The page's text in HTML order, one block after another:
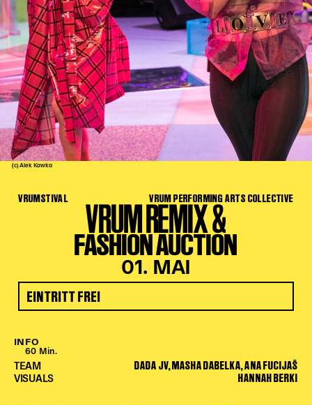
MITSPIELEN
Macht Wahn Sinn
Kinder Kunst
Workshops
Abenteuernacht
Kinder-Redaktion
Junge Kunst
Next Generation
MAGMA 25/26
Dramaturgie + Stadt
Theaterwerkstätten
PÄDAGOGIK
Begleitmaterial
TheaterPaket
(c) Alek Kawka
VRUMSTIVAL VRUM PERFORMING ARTS COLLECTIVE
VRUM REMIX &
FASHION AUCTION
01. MAI
EINTRITT FREI
INFO
60 Min.
TEAM DADA JV, MASHA DABELKA, ANA FUCIJAŠ
VISUALS HANNAH BERKI